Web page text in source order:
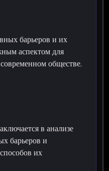
барьеров и их
аспектом для
обществе.
в анализе
барьеров и
их